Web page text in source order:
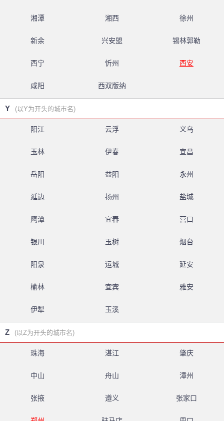
湘潭 湘西 徐州
新余 兴安盟 锡林郭勒
西宁 忻州 西安
咸阳 西双版纳
Y (以Y为开头的城市名)
阳江 云浮 义乌
玉林 伊春 宜昌
岳阳 益阳 永州
延边 扬州 盐城
鹰潭 宜春 营口
银川 玉树 烟台
阳泉 运城 延安
榆林 宜宾 雅安
伊犁 玉溪
Z (以Z为开头的城市名)
珠海 湛江 肇庆
中山 舟山 漳州
张掖 遵义 张家口